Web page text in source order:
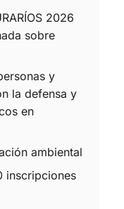
2026
sobre
y
la defensa y
en
ambiental
inscripciones